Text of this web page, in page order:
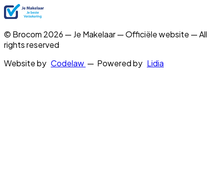
© Brocom 2026 — Je Makelaar — Officiële website — All
rights reserved
Website by Codelaw — Powered by Lidia